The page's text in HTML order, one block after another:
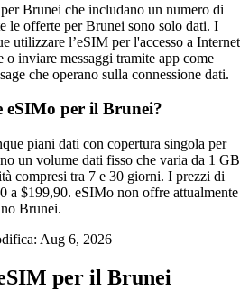
Brunei che includano un numero di
le offerte per Brunei sono solo dati. I
utilizzare l’eSIM per l'accesso a Internet
o inviare messaggi tramite app come
che operano sulla connessione dati.
per il Brunei?
piani dati con copertura singola per
un volume dati fisso che varia da 1 GB
compresi tra 7 e 30 giorni. I prezzi di
a $199,90. eSIMo non offre attualmente
Brunei.
Aug 6, 2026
per il Brunei